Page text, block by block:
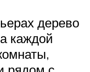
дерево
каждой